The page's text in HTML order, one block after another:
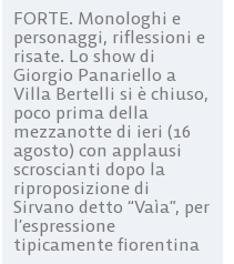
FORTE. Monologhi e
personaggi, riflessioni e
risate. Lo show di
Giorgio Panariello a
Villa Bertelli si è chiuso,
poco prima della
mezzanotte di ieri (16
agosto) con applausi
scroscianti dopo la
riproposizione di
Sirvano detto “Vaìa”, per
l’espressione
tipicamente fiorentina